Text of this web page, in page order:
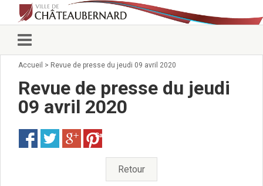
Vie municipale
Conseillers municipaux
Commissions 2026
Arrêtés du Maire
Services municipaux
Pour venir nous voir
Accueil > Revue de presse du jeudi 09 avril 2020
Revue de presse du jeudi
09 avril 2020
Save
Retour